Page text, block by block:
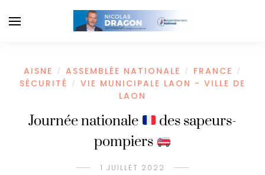
AISNE / ASSEMBLÉE NATIONALE / FRANCE /
SÉCURITÉ /
VIE MUNICIPALE LAON - VILLE DE
LAON
Journée nationale
des sapeurs-
pompiers
1 JUILLET 2022